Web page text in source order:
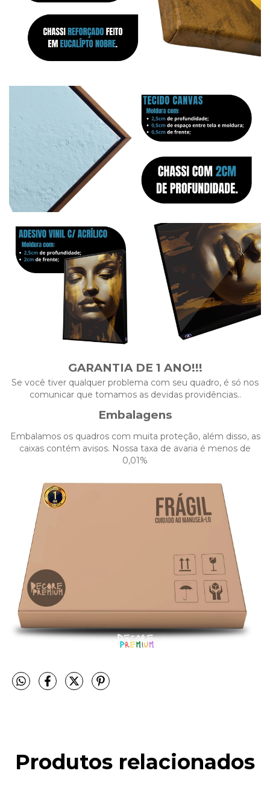
GARANTIA DE 1 ANO!!!
Se você tiver qualquer problema com seu quadro, é só nos
comunicar que tomamos as devidas providências..
Embalagens
Embalamos os quadros com muita proteção, além disso, as
caixas contém avisos. Nossa taxa de avaria é menos de
0,01%
Produtos relacionados